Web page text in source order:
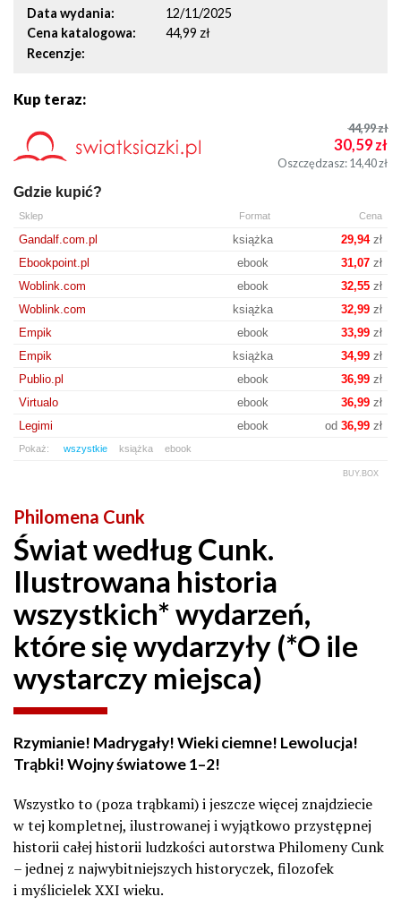
Data wydania
12/11/2025
Cena katalogowa
44,99 zł
Recenzje
Kup teraz:
44,99zł
30,59zł
Oszczędzasz: 14,40zł
Gdzie kupić?
Sklep Format Cena
Gandalf.com.pl książka 29,94zł
Ebookpoint.pl
ebook 31,07zł
Woblink.com
ebook 32,55zł
Woblink.com
książka 32,99zł
Empik
ebook 33,99zł
Empik
książka 34,99zł
Publio.pl
ebook 36,99zł
Virtualo
ebook 36,99zł
Legimi
ebook od 36,99zł
Pokaż: wszystkie książka ebook
BUY.BOX
Philomena Cunk
Świat według Cunk.
Ilustrowana historia
wszystkich* wydarzeń,
które się wydarzyły (*O ile
wystarczy miejsca)
Rzymianie! Madrygały! Wieki ciemne! Lewolucja!
Trąbki! Wojny światowe 1–2!
Wszystko to (poza trąbkami) i jeszcze więcej znajdziecie
w tej kompletnej, ilustrowanej i wyjątkowo przystępnej
historii całej historii ludzkości autorstwa Philomeny Cunk
– jednej z najwybitniejszych historyczek, filozofek
i myślicielek XXI wieku.